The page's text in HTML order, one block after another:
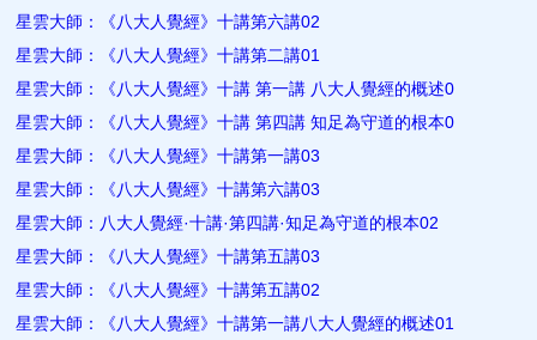
星雲大師：《八大人覺經》十講第六講02
星雲大師：《八大人覺經》十講第二講01
星雲大師：《八大人覺經》十講 第一講 八大人覺經的概述0
星雲大師：《八大人覺經》十講 第四講 知足為守道的根本0
星雲大師：《八大人覺經》十講第一講03
星雲大師：《八大人覺經》十講第六講03
星雲大師：八大人覺經·十講·第四講·知足為守道的根本02
星雲大師：《八大人覺經》十講第五講03
星雲大師：《八大人覺經》十講第五講02
星雲大師：《八大人覺經》十講第一講八大人覺經的概述01